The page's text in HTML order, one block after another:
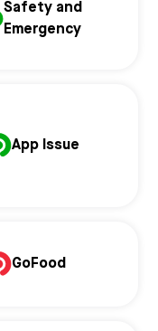
Safety and
Emergency
App Issue
GoFood